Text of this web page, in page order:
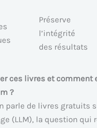
Préserve
l’intégrité
des résultats
ces livres et comment
?
parle de livres gratuits
(LLM), la question qui